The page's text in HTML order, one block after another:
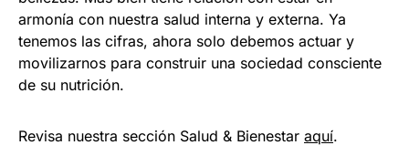
armonía con nuestra salud interna y externa. Ya
tenemos las cifras, ahora solo debemos actuar y
movilizarnos para construir una sociedad consciente
de su nutrición.
Revisa nuestra sección Salud & Bienestar aquí.